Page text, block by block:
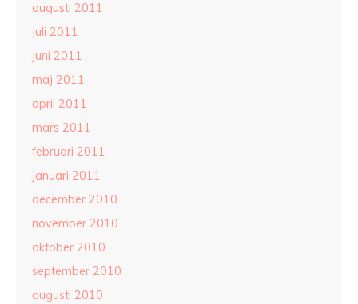
augusti 2011
juli 2011
juni 2011
maj 2011
april 2011
mars 2011
februari 2011
januari 2011
december 2010
november 2010
oktober 2010
september 2010
augusti 2010